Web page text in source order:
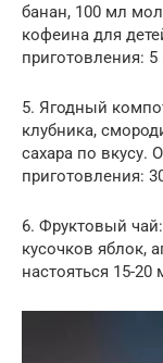
банан, 100 мл
кофеина для
приготовления: 5
5. Ягодный
клубника,
сахара по вкусу.
приготовления:
6. Фруктовый
кусочков яблок,
настояться 15-